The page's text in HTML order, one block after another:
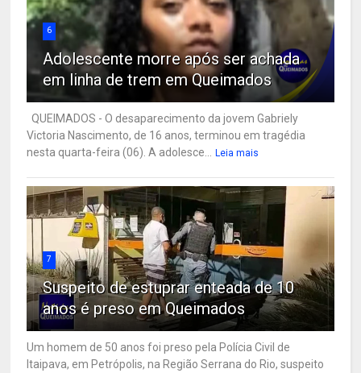
6
Adolescente morre após ser achada
em linha de trem em Queimados
QUEIMADOS - O desaparecimento da jovem Gabriely
Victoria Nascimento, de 16 anos, terminou em tragédia
nesta quarta-feira (06). A adolesce...
Leia mais
7
Suspeito de estuprar enteada de 10
anos é preso em Queimados
Um homem de 50 anos foi preso pela Polícia Civil de
Itaipava, em Petrópolis, na Região Serrana do Rio, suspeito